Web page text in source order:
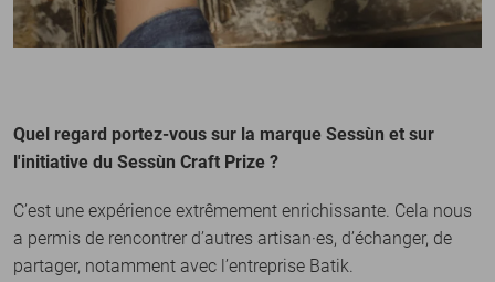
Quel regard portez-vous sur la marque Sessùn et sur
l'initiative du Sessùn Craft Prize ?
C’est une expérience extrêmement enrichissante. Cela nous
a permis de rencontrer d’autres artisan·es, d’échanger, de
partager, notamment avec l’entreprise Batik.